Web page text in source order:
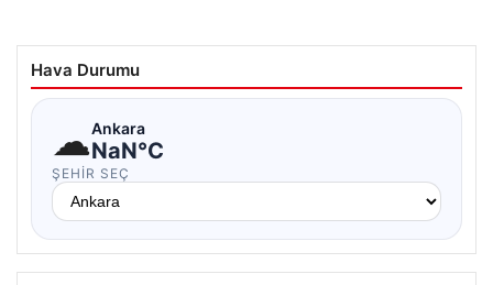
Hava Durumu
☁Ankara
NaN°C
ŞEHIR SEÇ